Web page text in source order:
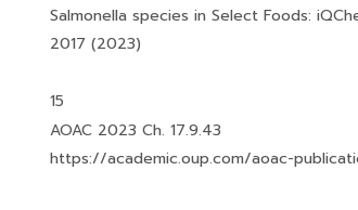
Salmonella species in Select Foods:
2017 (2023)
15
AOAC 2023 Ch. 17.9.43
https://academic.oup.com/aoac-